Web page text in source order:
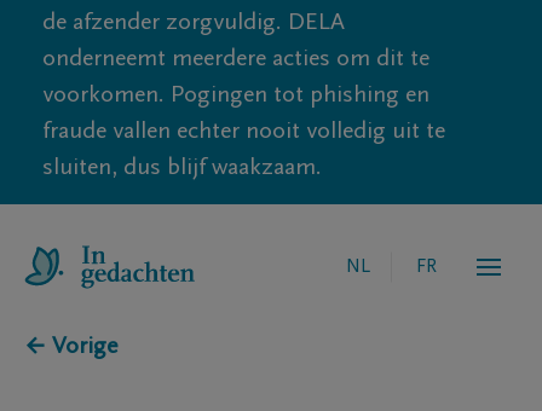
de afzender zorgvuldig. DELA
onderneemt meerdere acties om dit te
voorkomen. Pogingen tot phishing en
fraude vallen echter nooit volledig uit te
sluiten, dus blijf waakzaam.
NL FR
← Vorige